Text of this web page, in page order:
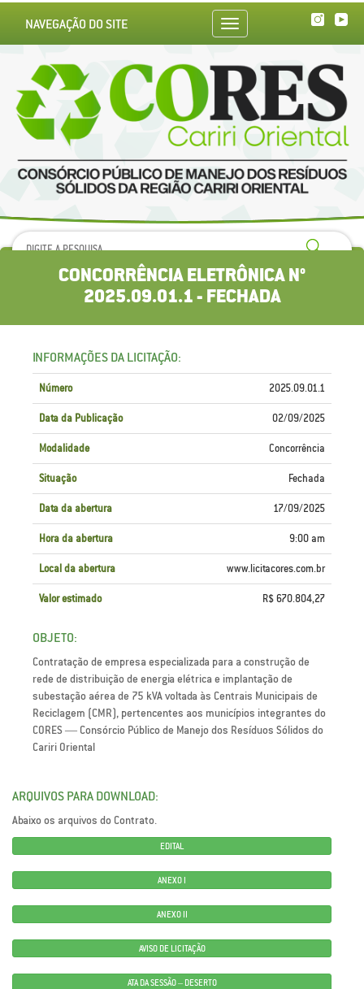
Toggle
navigation
NAVEGAÇÃO DO SITE
CONCORRÊNCIA ELETRÔNICA N°
2025.09.01.1 - FECHADA
INFORMAÇÕES DA LICITAÇÃO:
Número 2025.09.01.1
Data da Publicação 02/09/2025
Modalidade Concorrência
Situação Fechada
Data da abertura 17/09/2025
Hora da abertura 9:00 am
Local da abertura www.licitacores.com.br
Valor estimado R$ 670.804,27
OBJETO:
Contratação de empresa especializada para a construção de
rede de distribuição de energia elétrica e implantação de
subestação aérea de 75 kVA voltada às Centrais Municipais de
Reciclagem (CMR), pertencentes aos municípios integrantes do
CORES — Consórcio Público de Manejo dos Resíduos Sólidos do
Cariri Oriental
ARQUIVOS PARA DOWNLOAD:
Abaixo os arquivos do Contrato.
EDITAL
ANEXO I
ANEXO II
AVISO DE LICITAÇÃO
ATA DA SESSÃO – DESERTO